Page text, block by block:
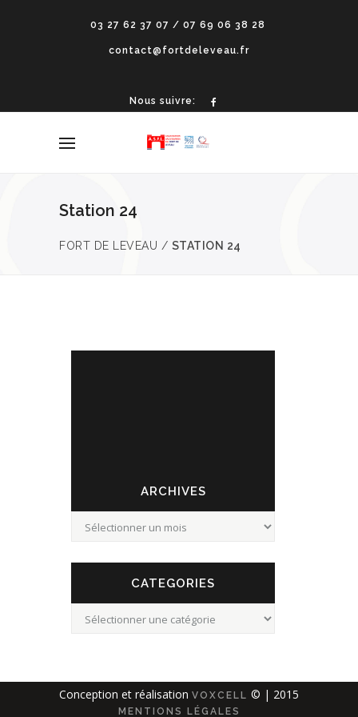
03 27 62 37 07 / 07 69 06 38 28
contact@fortdeleveau.fr
Nous suivre:
Station 24
FORT DE LEVEAU / STATION 24
ARCHIVES
Archives
CATEGORIES
Categories
Conception et réalisation VOXCELL © | 2015
MENTIONS LÉGALES